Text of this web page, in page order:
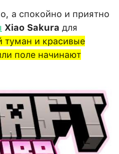
а спокойно и приятно
Xiao Sakura для
туман и красивые
поле начинают